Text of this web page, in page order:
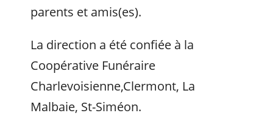
parents et amis(es).
La direction a été confiée à la
Coopérative Funéraire
Charlevoisienne,Clermont, La
Malbaie, St-Siméon.